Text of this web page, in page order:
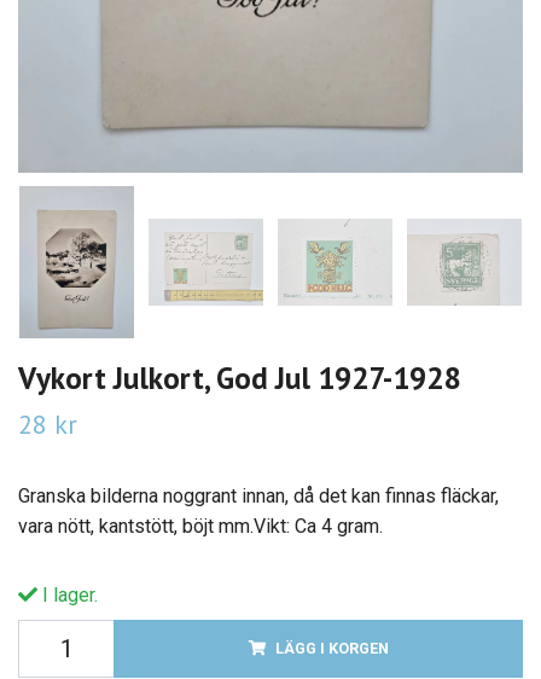
Vykort Julkort, God Jul 1927-1928
28 kr
Granska bilderna noggrant innan, då det kan finnas fläckar,
vara nött, kantstött, böjt mm.Vikt: Ca 4 gram.
I lager.
LÄGG I KORGEN